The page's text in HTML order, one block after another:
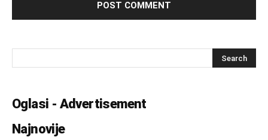
Oglasi - Advertisement
Najnovije